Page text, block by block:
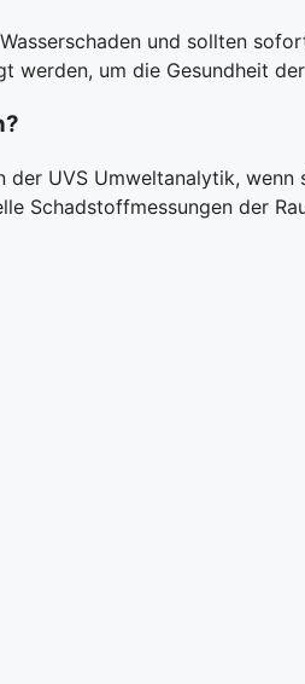
und sollten
werden, um die Gesundheit
UVS Umweltanalytik,
Schadstoffmessungen der